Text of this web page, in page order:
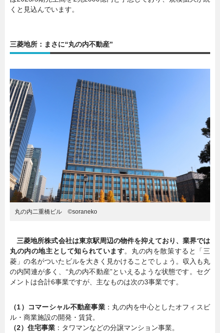
くと見込んでいます。
三菱地所：まさに“丸の内不動産”
丸の内二重橋ビル ©soraneko
三菱地所株式会社は東京駅周辺の物件を抑えており、業界では
丸の内の地主として知られています。丸の内を散策すると「三
菱」の名がついたビルを大きく見かけることでしょう。収入も丸
の内関連が多く、“丸の内不動産”といえるような状態です。セグ
メントは合計6事業ですが、主なものは次の3事業です。
（1）コマーシャル不動産事業 ：丸の内を中心としたオフィスビ
ル・商業施設の開発・賃貸。
（2）住宅事業 ：タワマンなどの分譲マンション事業。